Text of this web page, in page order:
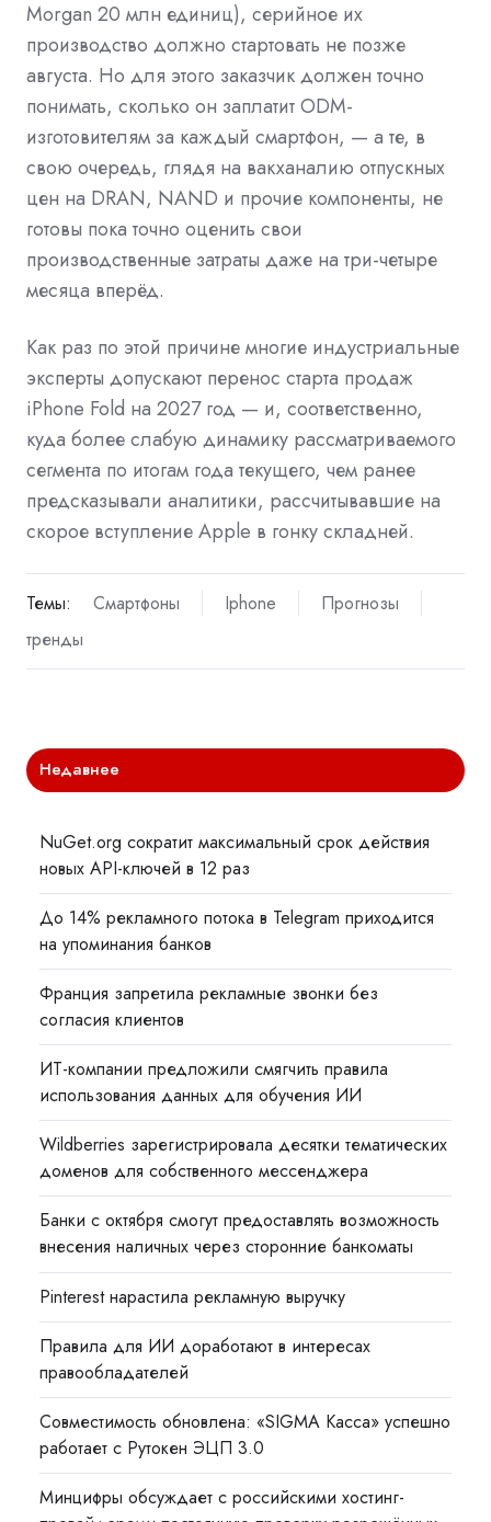
Morgan 20 млн единиц), серийное их
производство должно стартовать не позже
августа. Но для этого заказчик должен точно
понимать, сколько он заплатит ODM-
изготовителям за каждый смартфон, — а те, в
свою очередь, глядя на вакханалию отпускных
цен на DRAN, NAND и прочие компоненты, не
готовы пока точно оценить свои
производственные затраты даже на три-четыре
месяца вперёд.
Как раз по этой причине многие индустриальные
эксперты допускают перенос старта продаж
iPhone Fold на 2027 год — и, соответственно,
куда более слабую динамику рассматриваемого
сегмента по итогам года текущего, чем ранее
предсказывали аналитики, рассчитывавшие на
скорое вступление Apple в гонку складней.
Темы: Смартфоны Iphone
Прогнозы
тренды
Недавнее
NuGet.org сократит максимальный срок действия
новых API-ключей в 12 раз
До 14% рекламного потока в Telegram приходится
на упоминания банков
Франция запретила рекламные звонки без
согласия клиентов
ИТ-компании предложили смягчить правила
использования данных для обучения ИИ
Wildberries зарегистрировала десятки тематических
доменов для собственного мессенджера
Банки с октября смогут предоставлять возможность
внесения наличных через сторонние банкоматы
Pinterest нарастила рекламную выручку
Правила для ИИ доработают в интересах
правообладателей
Совместимость обновлена: «SIGMA Касса» успешно
работает с Рутокен ЭЦП 3.0
Минцифры обсуждает с российскими хостинг-